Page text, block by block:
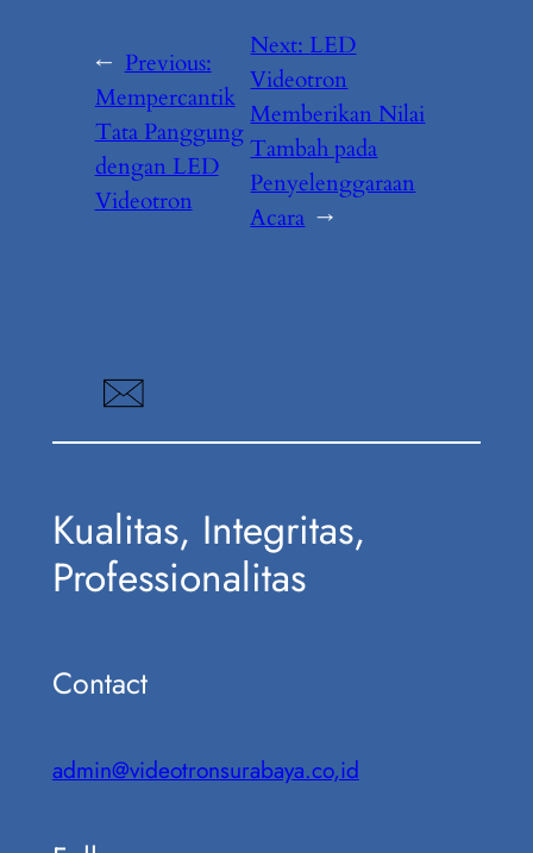
← Previous:
Mempercantik
Tata Panggung
dengan LED
Videotron
Next: LED
Videotron
Memberikan Nilai
Tambah pada
Penyelenggaraan
Acara →
Kualitas, Integritas,
Professionalitas
Contact
admin@videotronsurabaya.co,id